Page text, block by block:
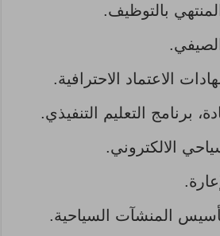
بالتوظيف.
الاعتماد الاحترافية.
برنامج التعليم التنفيذي.
الالكتروني.
المنشآت السياحية.